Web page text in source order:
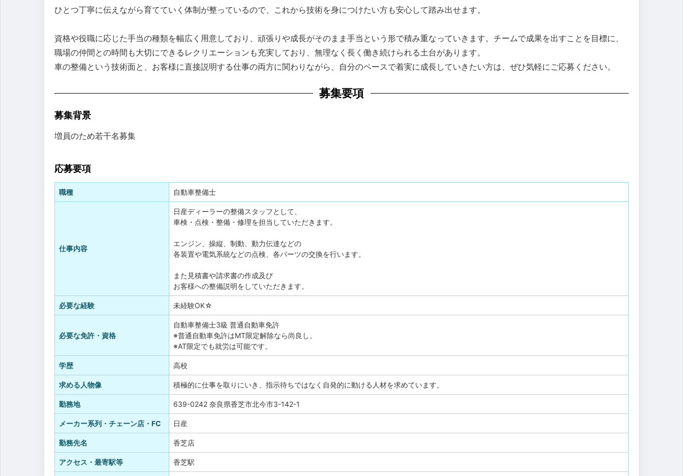
ひとつ丁寧に伝えながら育てていく体制が整っているので、これから技術を身につけたい方も安心して踏み出せます。
資格や役職に応じた手当の種類を幅広く用意しており、頑張りや成長がそのまま手当という形で積み重なっていきます。チームで成果を出すことを目標に、
職場の仲間との時間も大切にできるレクリエーションも充実しており、無理なく長く働き続けられる土台があります。
車の整備という技術面と、お客様に直接説明する仕事の両方に関わりながら、自分のペースで着実に成長していきたい方は、ぜひ気軽にご応募ください。
募集要項
募集背景
増員のため若干名募集
応募要項
職種 自動車整備士
仕事内容
日産ディーラーの整備スタッフとして、
車検・点検・整備・修理を担当していただきます。
エンジン、操縦、制動、動力伝達などの
各装置や電気系統などの点検、各パーツの交換を行います。
また見積書や請求書の作成及び
お客様への整備説明をしていただきます。
必要な経験 未経験OK☆
必要な免許・資格
自動車整備士3級 普通自動車免許
※普通自動車免許はMT限定解除なら尚良し。
※AT限定でも就労は可能です。
学歴 高校
求める人物像 積極的に仕事を取りにいき、指示待ちではなく自発的に動ける人材を求めています。
勤務地 639-0242 奈良県香芝市北今市3-142-1
メーカー系列・チェーン店・FC 日産
勤務先名 香芝店
アクセス・最寄駅等 香芝駅